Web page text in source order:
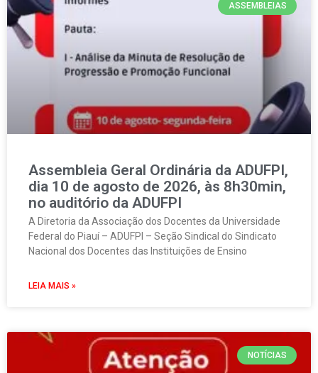
ASSEMBLEIAS
Assembleia Geral Ordinária da ADUFPI,
dia 10 de agosto de 2026, às 8h30min,
no auditório da ADUFPI
A Diretoria da Associação dos Docentes da Universidade
Federal do Piauí – ADUFPI – Seção Sindical do Sindicato
Nacional dos Docentes das Instituições de Ensino
LEIA MAIS »
NOTÍCIAS